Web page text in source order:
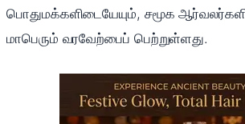
பொதுமக்களிடையேயும், சமூக
மாபெரும் வரவேற்பைப் பெற்றுள்ளது.